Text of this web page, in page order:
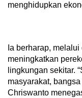
menghidupkan
Ia berharap,
meningkatkan
lingkungan sekitar.
masyarakat,
Chriswanto